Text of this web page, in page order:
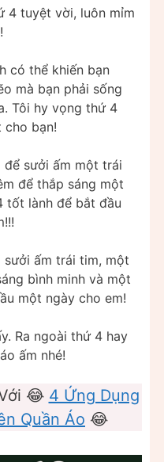
4 tuyệt vời, luôn mỉm
có thể khiến bạn
mà bạn phải sống
Tôi hy vọng thứ 4
bạn!
sưởi ấm một trái
để thắp sáng một
tốt lành để bắt đầu
ấm trái tim, một
bình minh và một
một ngày cho em!
Ra ngoài thứ 4 hay
ấm nhé!
😂 4 Ứng Dụng
Quần Áo 😂